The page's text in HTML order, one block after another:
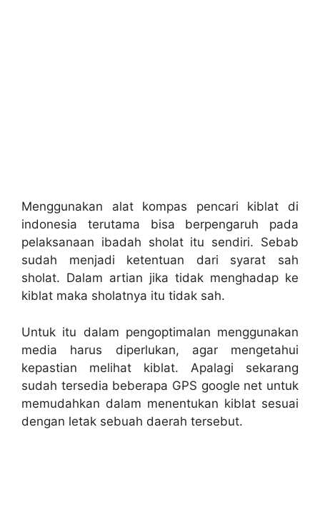
Menggunakan alat kompas pencari kiblat di
indonesia terutama bisa berpengaruh pada
pelaksanaan ibadah sholat itu sendiri. Sebab
sudah menjadi ketentuan dari syarat sah
sholat. Dalam artian jika tidak menghadap ke
kiblat maka sholatnya itu tidak sah.
Untuk itu dalam pengoptimalan menggunakan
media harus diperlukan, agar mengetahui
kepastian melihat kiblat. Apalagi sekarang
sudah tersedia beberapa GPS google net untuk
memudahkan dalam menentukan kiblat sesuai
dengan letak sebuah daerah tersebut.